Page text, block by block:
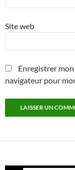
Site web
Enregistrer
navigateur pour